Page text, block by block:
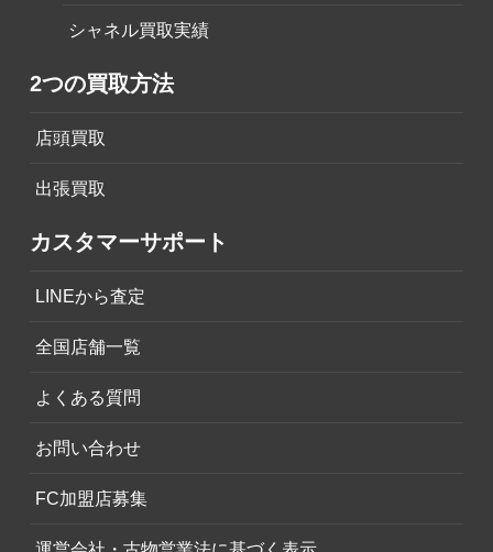
シャネル買取実績
2つの買取方法
店頭買取
出張買取
カスタマーサポート
LINEから査定
全国店舗一覧
よくある質問
お問い合わせ
FC加盟店募集